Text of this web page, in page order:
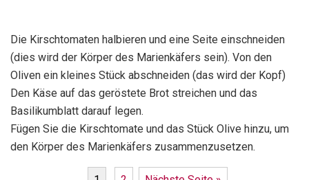
Die Kirschtomaten halbieren und eine Seite einschneiden
(dies wird der Körper des Marienkäfers sein). Von den
Oliven ein kleines Stück abschneiden (das wird der Kopf)
Den Käse auf das geröstete Brot streichen und das
Basilikumblatt darauf legen.
Fügen Sie die Kirschtomate und das Stück Olive hinzu, um
den Körper des Marienkäfers zusammenzusetzen.